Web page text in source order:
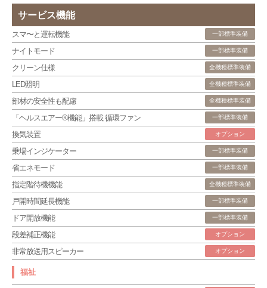
サービス機能
スマ〜と運転機能 一部標準装備
ナイトモード 一部標準装備
クリーン仕様 全機種標準装備
LED照明 全機種標準装備
部材の安全性も配慮 全機種標準装備
「ヘルスエアー®機能」搭載 循環ファン 一部標準装備
換気装置 オプション
乗場インジケーター 一部標準装備
省エネモード 一部標準装備
指定階待機機能 全機種標準装備
戸開時間延長機能 一部標準装備
ドア開放機能 一部標準装備
段差補正機能 オプション
非常放送用スピーカー オプション
福祉